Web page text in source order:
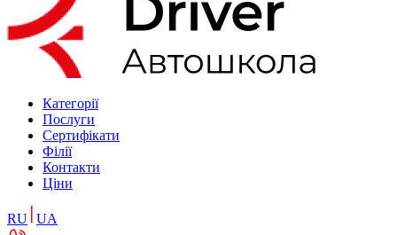
Категорії
Послуги
Сертифікати
Філії
Контакти
Ціни
RU UA